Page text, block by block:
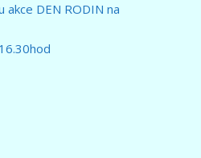
akce DEN RODIN na